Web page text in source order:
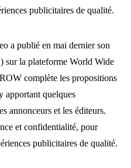
publicitaires de qualité.
a publié en mai dernier son
sur la plateforme World Wide
complète les propositions
quelques
annonceurs et les éditeurs.
et confidentialité, pour
publicitaires de qualité.